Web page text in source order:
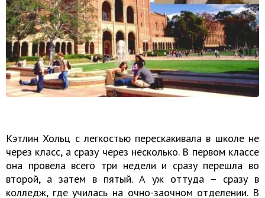
Кэтлин Хольц с легкостью перескакивала в школе не
через класс, а сразу через несколько. В первом классе
она провела всего три недели и сразу перешла во
второй, а затем в пятый. А уж оттуда – сразу в
колледж, где училась на очно-заочном отделении. В